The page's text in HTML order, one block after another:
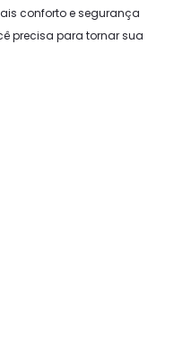
conforto e segurança
precisa para tornar sua